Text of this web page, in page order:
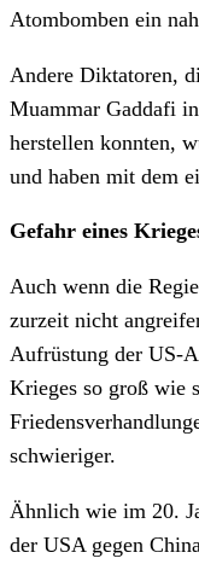
Atombomben ein
Andere Diktatoren,
Muammar Gaddafi
herstellen konnten,
und haben mit dem
Gefahr eines
Auch wenn die
zurzeit nicht
Aufrüstung der US-
Krieges so groß wie
schwieriger.
Ähnlich wie im 20.
der USA gegen